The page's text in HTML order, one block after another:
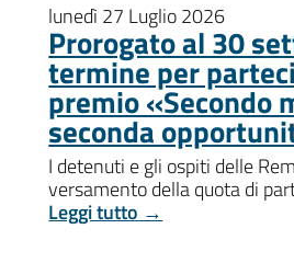
lunedì 27 Luglio 2026
Prorogato al 30
termine per
premio «Secondo
seconda
I detenuti e gli ospiti delle
versamento della quota di
Leggi tutto →